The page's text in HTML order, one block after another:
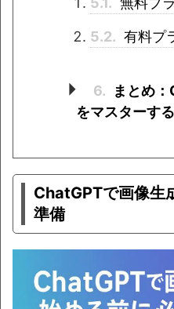
5.2. 有料プ
6.
まとめ
をマスターす
ChatGPTで画像生
準備